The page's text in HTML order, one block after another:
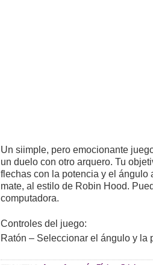
Un siimple, pero emocionante
un duelo con otro arquero. Tu
flechas con la potencia y el ángulo
mate, al estilo de Robin Hood.
computadora.
Controles del juego:
Ratón – Seleccionar el ángulo y la